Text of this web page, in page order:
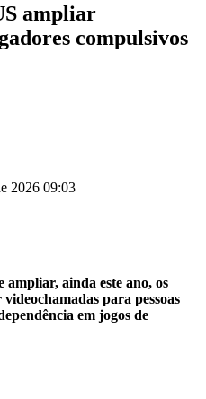
ampliar
compulsivos
2026 09:03
ainda este ano, os
para pessoas
em jogos de